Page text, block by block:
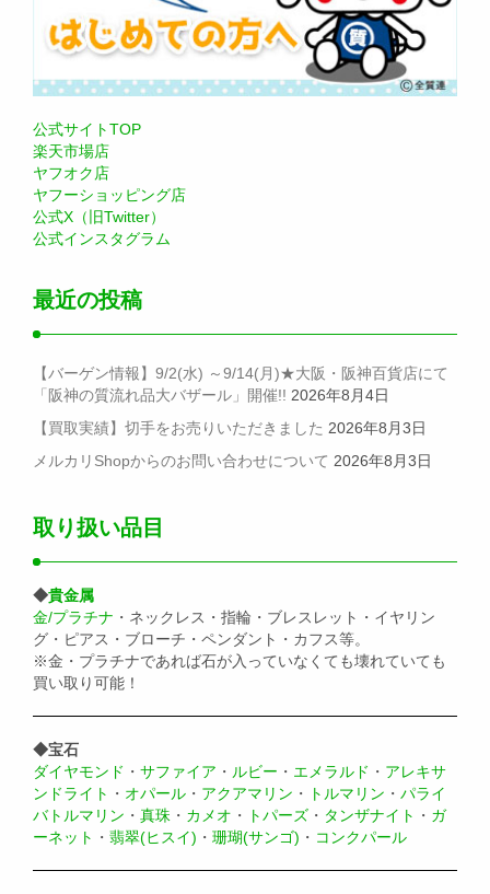
公式サイトTOP
楽天市場店
ヤフオク店
ヤフーショッピング店
公式X（旧Twitter）
公式インスタグラム
最近の投稿
【バーゲン情報】9/2(水) ～9/14(月)★大阪・阪神百貨店にて
「阪神の質流れ品大バザール」開催!! 2026年8月4日
【買取実績】切手をお売りいただきました 2026年8月3日
メルカリShopからのお問い合わせについて 2026年8月3日
取り扱い品目
◆貴金属
金/プラチナ ・ネックレス・指輪・ブレスレット・イヤリン
グ・ピアス・ブローチ・ペンダント・カフス等。
※金・プラチナであれば石が入っていなくても壊れていても
買い取り可能！
◆宝石
ダイヤモンド ・ サファイア ・ ルビー ・ エメラルド ・ アレキサ
ンドライト ・ オパール ・ アクアマリン ・ トルマリン ・ パライ
バトルマリン ・ 真珠 ・ カメオ ・ トパーズ ・ タンザナイト ・ ガ
ーネット ・ 翡翠(ヒスイ) ・ 珊瑚(サンゴ) ・ コンクパール